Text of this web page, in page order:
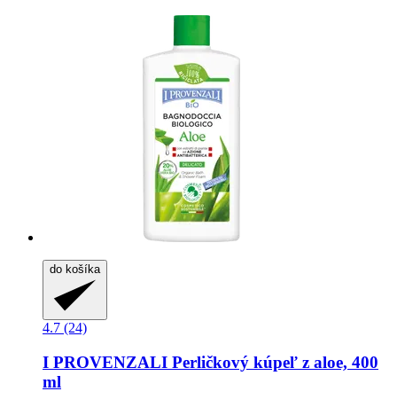
do košíka
4.7 (24)
I PROVENZALI Perličkový kúpeľ z aloe, 400
ml